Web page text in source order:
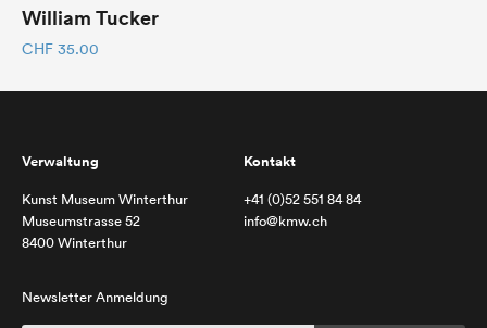
William Tucker
CHF 35.00
Verwaltung
Kunst Museum Winterthur
Museumstrasse 52
8400 Winterthur
Kontakt
+41 (0)52 551 84 84
info@kmw.ch
Newsletter Anmeldung